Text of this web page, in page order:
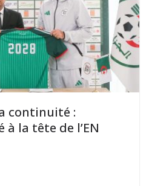
continuité :
à la tête de l’EN